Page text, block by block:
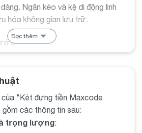
Ngăn kéo và kệ di động linh
hóa không gian lưu trữ.
có thể chọn kích thước và sức
ứng yêu cầu cụ thể của bạn.
M405 – Sự lựa
cho tài sản của bạn
Đọc thêm
"Két đựng tiền Maxcode
các thông tin sau:
trọng lượng: